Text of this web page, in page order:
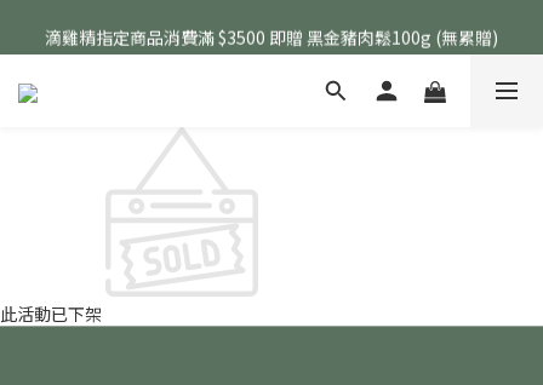
生鮮指定商品 任選 5包 現折 $50、任選 8包 現折 $100
滴雞精指定商品消費滿 $3500 即贈 黑金豬肉鬆100g (無累贈)
生鮮指定商品 任選 5包 現折 $50、任選 8包 現折 $100
此活動已下架